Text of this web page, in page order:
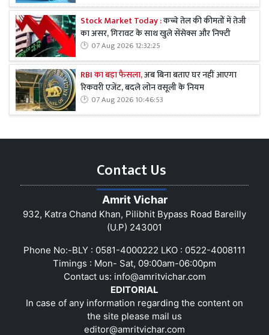
Stock Market Today :कच्चे तेल की कीमतों में तेजी
का असर, गिरावट के साथ खुले सेंसेक्स और निफ्टी
07 Aug 2026 12:32:25
RBI का बड़ा फैसला,अब बिना बताए घर नहीं आएगा
रिकवरी एजेंट, बदले लोन वसूली के नियम
07 Aug 2026 10:46:53
Contact Us
Amrit Vichar
932, Katra Chand Khan, Pilibhit Bypass Road Bareilly
(U.P) 243001
Phone No:-BLY : 0581-4000222 LKO : 0522-4008111
Timings : Mon- Sat, 09:00am-06:00pm
Contact us: info@amritvichar.com
EDITORIAL
In case of any information regarding the content on
the site please mail us
editor@amritvichar.com